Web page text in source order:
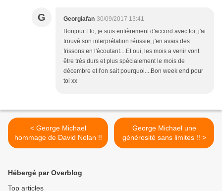
G Georgiafan 30/09/2017 13:41
Bonjour Flo, je suis entièrement d'accord avec toi, j'ai
trouvé son interprétation réussie, j'en avais des
frissons en l'écoutant....Et oui, les mois a venir vont
être très durs et plus spécialement le mois de
décembre et l'on sait pourquoi....Bon week end pour
toi xx
< George Michael
hommage de David Nolan !!
George Michael une
générosité sans limites !! >
Hébergé par Overblog
Top articles